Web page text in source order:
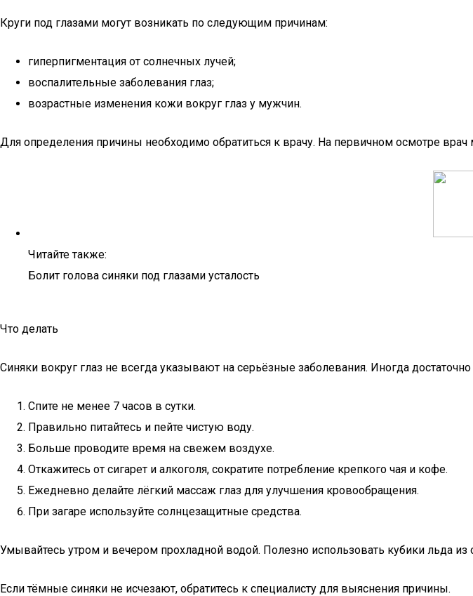
Круги под глазами могут возникать по следующим причинам:
гиперпигментация от солнечных лучей;
воспалительные заболевания глаз;
возрастные изменения кожи вокруг глаз у мужчин.
Для определения причины необходимо обратиться к врачу. На первичном осмотре
Читайте также:
Болит голова синяки под глазами усталость
Что делать
Синяки вокруг глаз не всегда указывают на серьёзные заболевания. Иногда
Спите не менее 7 часов в сутки.
Правильно питайтесь и пейте чистую воду.
Больше проводите время на свежем воздухе.
Откажитесь от сигарет и алкоголя, сократите потребление крепкого чая и кофе.
Ежедневно делайте лёгкий массаж глаз для улучшения кровообращения.
При загаре используйте солнцезащитные средства.
Умывайтесь утром и вечером прохладной водой. Полезно использовать кубики льда из
Если тёмные синяки не исчезают, обратитесь к специалисту для выяснения причины.